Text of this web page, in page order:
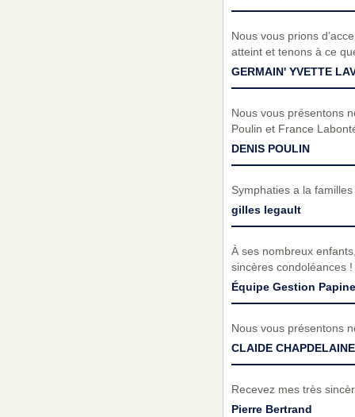
Nous vous prions
atteint et tenons à ce
GERMAIN' YVETTE
Nous vous présentons
Poulin et France
DENIS POULIN
Symphaties a la familles
gilles legault
À ses nombreux
sincères condoléances !
Équipe Gestion
Nous vous présentons
CLAIDE CHAPDELAINE
Recevez mes très
Pierre Bertrand